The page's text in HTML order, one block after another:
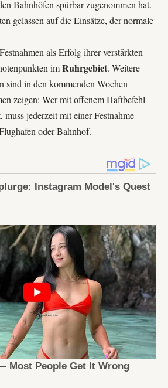
Bahnhöfen spürbar zugenommen hat.
gelassen auf die Einsätze, der normale
als Erfolg ihrer verstärkten
imRuhrgebiet. Weitere
sind in den kommenden Wochen
zeigen: Wer mit offenem Haftbefehl
muss jederzeit mit einer Festnahme
oder Bahnhof.